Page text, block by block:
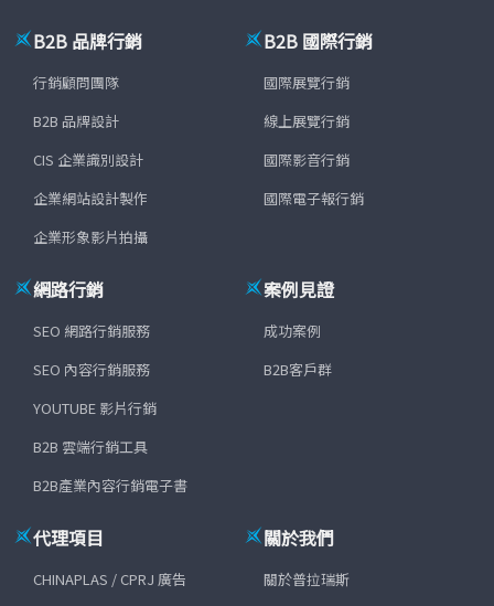
B2B 品牌行銷
行銷顧問團隊
B2B 品牌設計
CIS 企業識別設計
企業網站設計製作
企業形象影片拍攝
B2B 國際行銷
國際展覽行銷
線上展覽行銷
國際影音行銷
國際電子報行銷
網路行銷
SEO 網路行銷服務
SEO 內容行銷服務
YOUTUBE 影片行銷
B2B 雲端行銷工具
B2B產業內容行銷電子書
案例見證
成功案例
B2B客戶群
代理項目
CHINAPLAS / CPRJ 廣告
關於我們
關於普拉瑞斯